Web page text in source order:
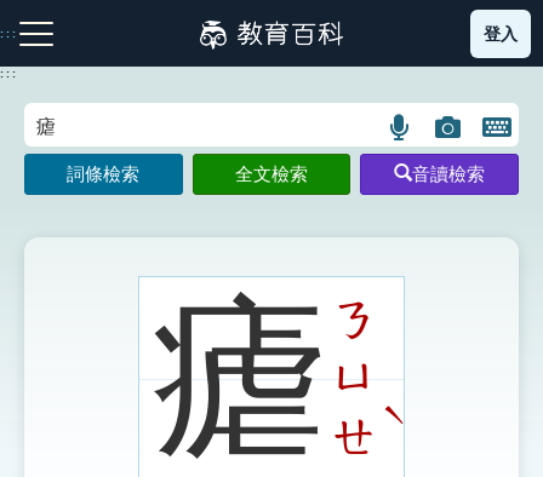
到
主
:::
注音索引圖示 筆畫索引圖示 部首索引表圖示
登入
:::
語
言
搜
示
圖
片
搜
開
鍵
圖
詞條檢索 全文檢索 音讀檢索
瘧ㄋ
ㄩ
ㄝ
ˋ